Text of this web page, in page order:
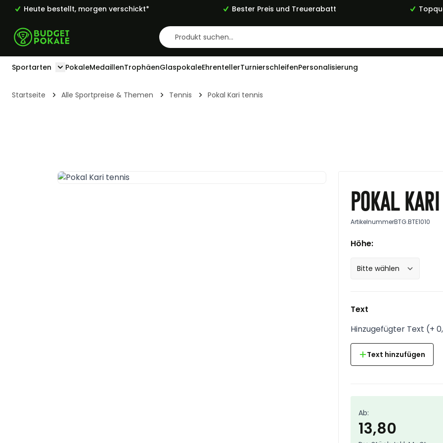
Heute bestellt, morgen verschickt* Bester Preis und Treuerabatt
Sportarten Toggle submenu for Sportarten
PokaleMedaillenTrophäenGlaspokaleEhrentellerTurnierschleifenPersonalisierung
Startseite Alle Sportpreise & Themen Tennis Pokal Kari tennis
Pokal
ArtikelnummerBTG.BTE1010
Höhe:
Text
Hinzugefügter Text (+
Text hinzufügen
Ab:
13,80